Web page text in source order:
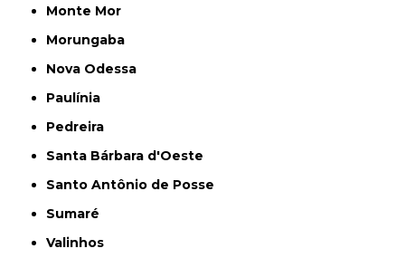
Monte Mor
Morungaba
Nova Odessa
Paulínia
Pedreira
Santa Bárbara d'Oeste
Santo Antônio de Posse
Sumaré
Valinhos